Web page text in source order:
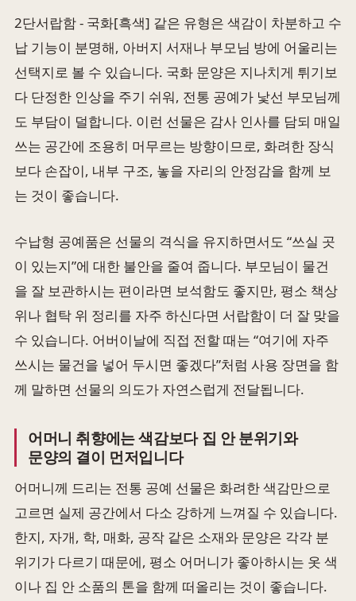
2단서랍함 - 국화[흑색] 같은 유형은 색감이 차분하고 수
납 기능이 분명해, 아버지 서재나 부모님 방에 어울리는
선택지로 볼 수 있습니다. 국화 문양은 지나치게 튀기보
다 단정한 인상을 주기 쉬워, 전통 공예가 낯선 부모님께
도 부담이 덜합니다. 이런 선물은 감사 인사를 담되 매일
쓰는 공간에 조용히 머무르는 방향이므로, 화려한 장식
보다 손잡이, 내부 구조, 놓을 자리의 안정감을 함께 보
는 것이 좋습니다.
수납형 공예품은 선물의 격식을 유지하면서도 “쓰실 곳
이 있는지”에 대한 불안을 줄여 줍니다. 부모님이 물건
을 잘 보관하시는 편이라면 보석함도 좋지만, 평소 책상
위나 협탁 위 정리를 자주 하신다면 서랍함이 더 잘 맞을
수 있습니다. 어버이날에 직접 전할 때는 “여기에 자주
쓰시는 물건을 넣어 두시면 좋겠다”처럼 사용 장면을 함
께 말하면 선물의 의도가 자연스럽게 전달됩니다.
어머니 취향에는 색감보다 집 안 분위기와
문양의 결이 먼저입니다
어머니께 드리는 전통 공예 선물은 화려한 색감만으로
고르면 실제 공간에서 다소 강하게 느껴질 수 있습니다.
한지, 자개, 학, 매화, 공작 같은 소재와 문양은 각각 분
위기가 다르기 때문에, 평소 어머니가 좋아하시는 옷 색
이나 집 안 소품의 톤을 함께 떠올리는 것이 좋습니다.